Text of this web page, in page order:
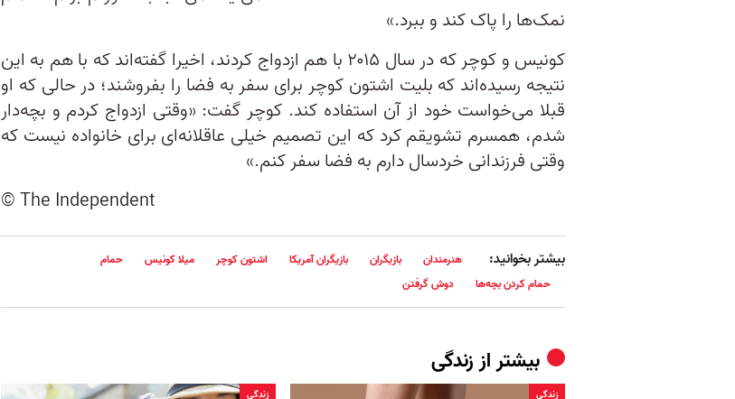
نمک‌ها را پاک کند و ببرد.»
کونیس و کوچر که در سال ۲۰۱۵ با هم ازدواج کردند، اخیرا گفته‌اند که با هم به این
نتیجه رسیده‌اند که بلیت اشتون کوچر برای سفر به فضا را بفروشند؛ در حالی که او
قبلا می‌خواست خود از آن استفاده کند. کوچر گفت: «وقتی ازدواج کردم و بچه‌دار
شدم، همسرم تشویقم کرد که این تصمیم خیلی عاقلانه‌ای برای خانواده نیست که
وقتی فرزندانی خردسال دارم به فضا سفر کنم.»
© The Independent
بیشتر بخوانید: هنرمندان بازیگران بازیگران آمریکا اشتون کوچر میلا کونیس
حمام
حمام کردن بچه‌ها
دوش گرفتن
بیشتر اززندگی
زندگی زندگی